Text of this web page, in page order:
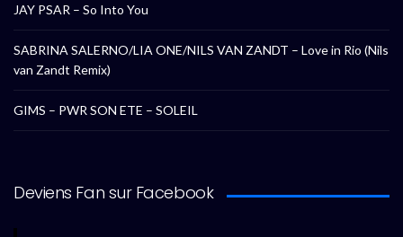
JAY PSAR – So Into You
SABRINA SALERNO/LIA ONE/NILS VAN ZANDT – Love in Rio (Nils
van Zandt Remix)
GIMS – PWR SON ETE – SOLEIL
Deviens Fan sur Facebook